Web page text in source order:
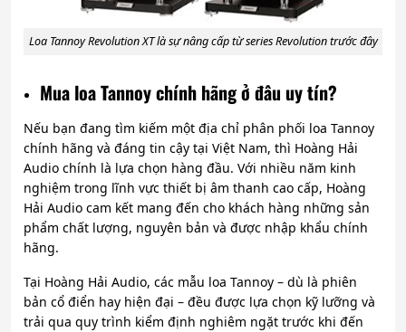
Loa Tannoy Revolution XT là sự nâng cấp từ series Revolution trước đây
Mua loa Tannoy chính hãng ở đâu uy tín?
Nếu bạn đang tìm kiếm một địa chỉ phân phối loa Tannoy
chính hãng và đáng tin cậy tại Việt Nam, thì Hoàng Hải
Audio chính là lựa chọn hàng đầu. Với nhiều năm kinh
nghiệm trong lĩnh vực thiết bị âm thanh cao cấp, Hoàng
Hải Audio cam kết mang đến cho khách hàng những sản
phẩm chất lượng, nguyên bản và được nhập khẩu chính
hãng.
Tại Hoàng Hải Audio, các mẫu loa Tannoy – dù là phiên
bản cổ điển hay hiện đại – đều được lựa chọn kỹ lưỡng và
trải qua quy trình kiểm định nghiêm ngặt trước khi đến